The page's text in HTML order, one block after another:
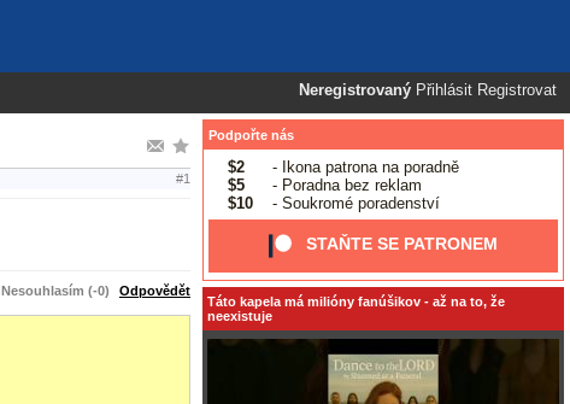
Neregistrovaný Přihlásit Registrovat
#1
Nesouhlasím (-0) Odpovědět
Podpořte nás
$2
- Ikona patrona na poradně
$5
- Poradna bez reklam
$10
- Soukromé poradenství
STAŇTE SE PATRONEM
Táto kapela má milióny fanúšikov - až na to, že
neexistuje